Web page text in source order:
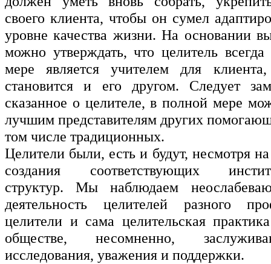
своего клиента, чтобы он сумел
уровне качества жизни. На основании
можно утверждать, что целитель
мере является учителем для
становится и его другом. Следует
сказанное о целителе, в полной мере
лучшим представителям других
том числе традиционных.
Целители были, есть и будут, несмотря
создания соответствующих
структур. Мы наблюдаем
деятельность целителей разного
целители и сама целительская
обществе, несомненно,
исследования, уважения и поддержки.